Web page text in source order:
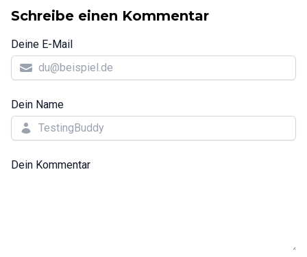
Schreibe einen Kommentar
Deine E-Mail
Dein Name
Dein Kommentar